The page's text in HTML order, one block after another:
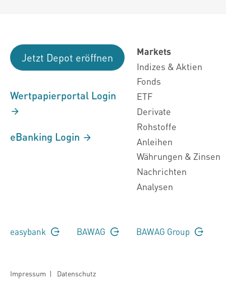
Jetzt Depot eröffnen
Wertpapierportal Login
eBanking Login
Markets
Indizes & Aktien
Fonds
ETF
Derivate
Rohstoffe
Anleihen
Währungen & Zinsen
Nachrichten
Analysen
easybank BAWAG BAWAG Group
Impressum | Datenschutz